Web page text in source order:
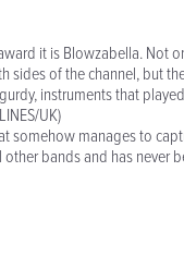
it is Blowzabella. Not
of the channel, but
instruments that
UK)
somehow manages to
bands and has never